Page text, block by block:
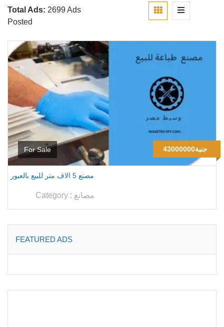
Total Ads: 2699 Ads
Posted
For Sale 43000000جنية
مصنع 5 الاف متر للبيع بالعبور
Category : مصانع
FEATURED ADS